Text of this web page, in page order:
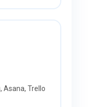
Asana, Trello